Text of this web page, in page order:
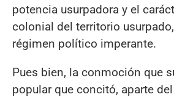
potencia usurpadora y el
colonial del territorio
régimen político imperante.
Pues bien, la conmoción que
popular que concitó, aparte